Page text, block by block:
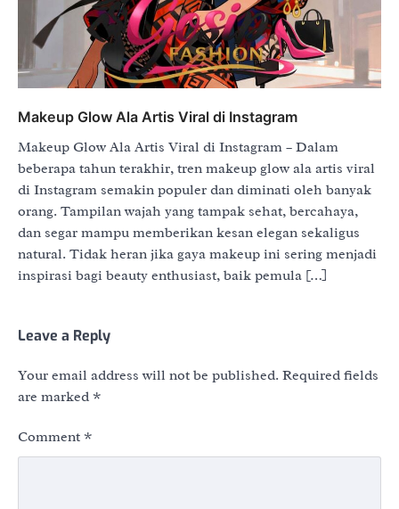
Makeup Glow Ala Artis Viral di Instagram
Makeup Glow Ala Artis Viral di Instagram – Dalam
beberapa tahun terakhir, tren makeup glow ala artis viral
di Instagram semakin populer dan diminati oleh banyak
orang. Tampilan wajah yang tampak sehat, bercahaya,
dan segar mampu memberikan kesan elegan sekaligus
natural. Tidak heran jika gaya makeup ini sering menjadi
inspirasi bagi beauty enthusiast, baik pemula […]
Leave a Reply
Your email address will not be published. Required fields
are marked *
Comment *